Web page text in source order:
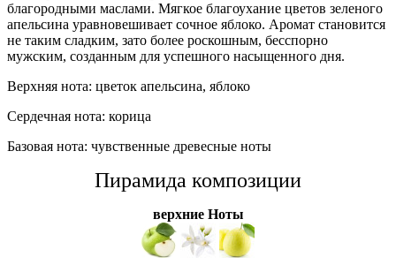
благородными маслами. Мягкое благоухание цветов зеленого
апельсина уравновешивает сочное яблоко. Аромат становится
не таким сладким, зато более роскошным, бесспорно
мужским, созданным для успешного насыщенного дня.
Верхняя нота: цветок апельсина, яблоко
Сердечная нота: корица
Базовая нота: чувственные древесные ноты
Пирамида композиции
верхние Ноты